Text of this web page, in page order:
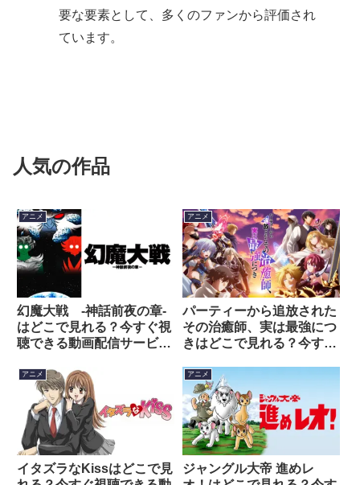
要な要素として、多くのファンから評価され
ています。
人気の作品
アニメ
幻魔大戦 -神話前夜の章-
はどこで見れる？今すぐ視
聴できる動画配信サービス
アニメ
パーティーから追放された
その治癒師、実は最強につ
きはどこで見れる？今すぐ
スを紹介！
アニメ
イタズラなKissはどこで見
アニメ
ジャングル大帝 進めレ